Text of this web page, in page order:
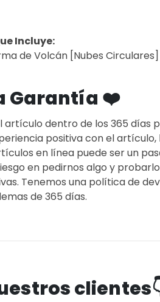
Incluye:
de Volcán [Nubes Circulares]
Garantía ❤️
artículo dentro de los 365 días
positiva con el
en línea puede ser un
en pedirnos algo y
Tenemos una política de
de 365 días.